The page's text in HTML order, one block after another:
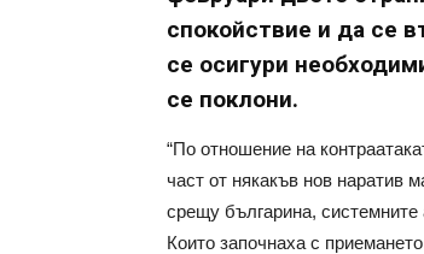
спокойствие и да се
се осигури
се поклони.
“По отношение на
част от някакъв нов наратив
срещу българина, системните
Които започнаха с